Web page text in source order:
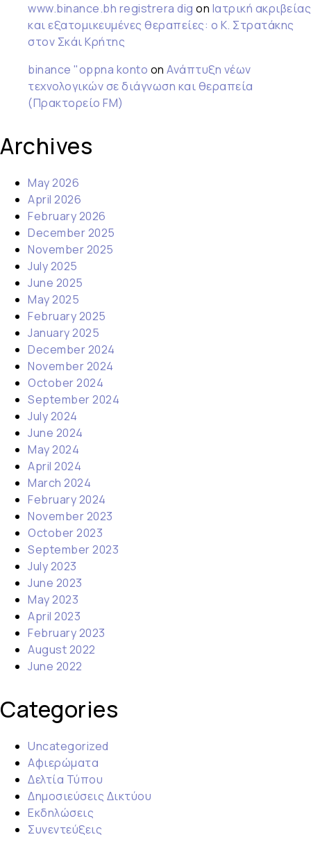
www.binance.bh registrera dig on Ιατρική ακριβείας
και εξατομικευμένες θεραπείες: ο Κ. Στρατάκης
στον Σκάι Κρήτης
binance "oppna konto on Ανάπτυξη νέων
τεχνολογικών σε διάγνωση και θεραπεία
(Πρακτορείο FM)
Archives
May 2026
April 2026
February 2026
December 2025
November 2025
July 2025
June 2025
May 2025
February 2025
January 2025
December 2024
November 2024
October 2024
September 2024
July 2024
June 2024
May 2024
April 2024
March 2024
February 2024
November 2023
October 2023
September 2023
July 2023
June 2023
May 2023
April 2023
February 2023
August 2022
June 2022
Categories
Uncategorized
Αφιερώματα
Δελτία Τύπου
Δημοσιεύσεις Δικτύου
Εκδηλώσεις
Συνεντεύξεις